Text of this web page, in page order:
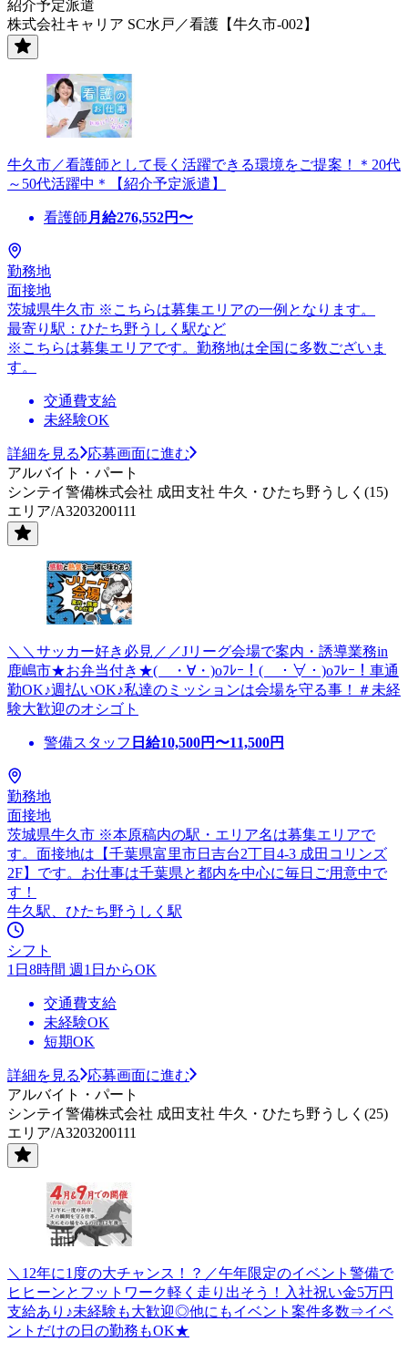
紹介予定派遣
株式会社キャリア SC水戸／看護【牛久市-002】
牛久市／看護師として長く活躍できる環境をご提案！＊20代
～50代活躍中＊【紹介予定派遣】
看護師 月給276,552円〜
勤務地
面接地
茨城県牛久市 ※こちらは募集エリアの一例となります。
最寄り駅：ひたち野うしく駅など
※こちらは募集エリアです。勤務地は全国に多数ございま
す。
交通費支給
未経験OK
詳細を見る
応募画面に進む
アルバイト・パート
シンテイ警備株式会社 成田支社 牛久・ひたち野うしく(15)
エリア/A3203200111
＼＼サッカー好き必見／／Jリーグ会場で案内・誘導業務in
鹿嶋市★お弁当付き★( ・∀・)oﾌﾚｰ！( ・∀・)oﾌﾚｰ！車通
勤OK♪週払いOK♪私達のミッションは会場を守る事！＃未経
験大歓迎のオシゴト
警備スタッフ 日給10,500円〜11,500円
勤務地
面接地
茨城県牛久市 ※本原稿内の駅・エリア名は募集エリアで
す。面接地は【千葉県富里市日吉台2丁目4-3 成田コリンズ
2F】です。お仕事は千葉県と都内を中心に毎日ご用意中で
す！
牛久駅、ひたち野うしく駅
シフト
1日8時間 週1日からOK
交通費支給
未経験OK
短期OK
詳細を見る
応募画面に進む
アルバイト・パート
シンテイ警備株式会社 成田支社 牛久・ひたち野うしく(25)
エリア/A3203200111
＼12年に1度の大チャンス！？／午年限定のイベント警備で
ヒヒーンとフットワーク軽く走り出そう！入社祝い金5万円
支給あり♪未経験も大歓迎◎他にもイベント案件多数⇒イベ
ントだけの日の勤務もOK★